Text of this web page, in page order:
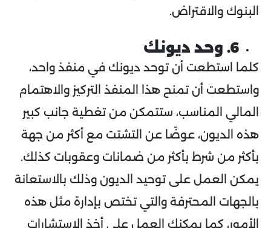
البنوك والاقتراض.
6. وحد ديونك
كلما استطعت أن توحد ديونك في منفذ واحد،
واستطعت أن تمنح هذا المنفذ التركيز والاهتمام
المالي المناسب، ستتمكن من تغطية جانب كبير
هذه الديون، عوضًا عن التشتت مع أكثر من جهة
بأكثر من شرط بأكثر من ضمانات وعقوبات كذلك.
يمكن العمل على توحيد الديون وذلك بالاستعانة
بالجهات المحترفة والتي تختص بإدارة مثل هذه
الأمور، كما يمكنك العمل على أخذ الاستشارات